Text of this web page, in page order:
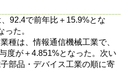
92.4で前年比＋15.9%とな
った。
種は、情報通信機械工業で、
度が＋4.851%となった。次い
部品・デバイス工業の順に寄